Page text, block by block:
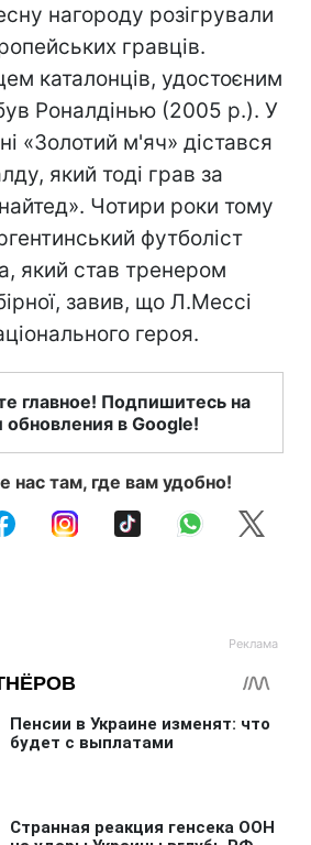
нагороду розігрували
гравців.
каталонців, удостоєним
Роналдінью (2005 р.). У
«Золотий м'яч» дістався
який тоді грав за
Чотири роки тому
футболіст
який став тренером
завив, що Л.Мессі
героя.
главное! Подпишитесь на
обновления в Google!
нас там, где вам удобно!